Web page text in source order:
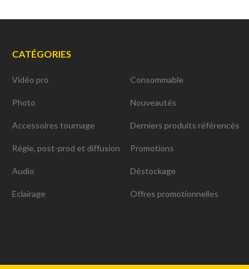
CATÉGORIES
Vidéo pro
Photo
Accessoires tournage
Régie, post-prod et diffusion
Audio
Eclairage
Consommable
Nouveautés
Derniers produits référencés
Promotions
Déstockage
Offres promotionnelles